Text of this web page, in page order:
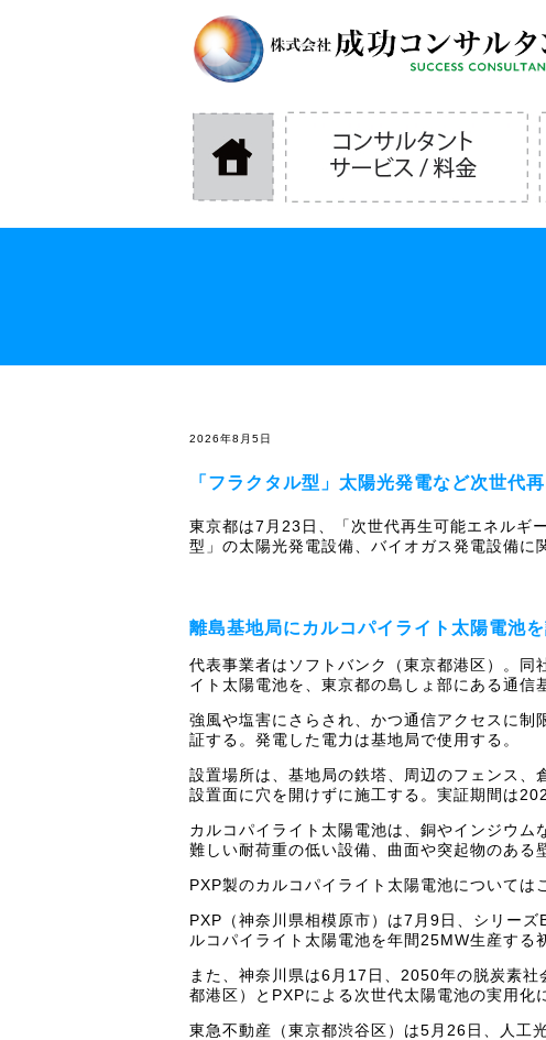
2026年8月5日
「フラクタル型」太陽光発電など次世
東京都は7月23日、「次世代再生可能エネルギ
型」の太陽光発電設備、バイオガス発電設備に
離島基地局にカルコパイライト太陽電池
代表事業者はソフトバンク（東京都港区）。
イト太陽電池を、東京都の島しょ部にある通信
強風や塩害にさらされ、かつ通信アクセスに
証する。発電した電力は基地局で使用する。
設置場所は、基地局の鉄塔、周辺のフェンス
設置面に穴を開けずに施工する。実証期間は
カルコパイライト太陽電池は、銅やインジウ
難しい耐荷重の低い設備、曲面や突起物のある
PXP製のカルコパイライト太陽電池については
PXP（神奈川県相模原市）は7月9日、シリー
ルコパイライト太陽電池を年間25MW生産する
また、神奈川県は6月17日、2050年の脱炭素
都港区）とPXPによる次世代太陽電池の実用化
東急不動産（東京都渋谷区）は5月26日、人工